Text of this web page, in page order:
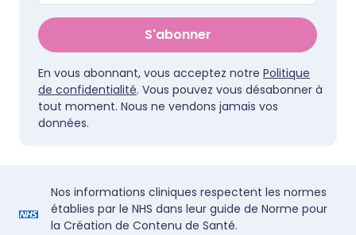
S'abonner
En vous abonnant, vous acceptez notre Politique
de confidentialité. Vous pouvez vous désabonner à
tout moment. Nous ne vendons jamais vos
données.
Nos informations cliniques respectent les normes
établies par le NHS dans leur guide de Norme pour
la Création de Contenu de Santé.